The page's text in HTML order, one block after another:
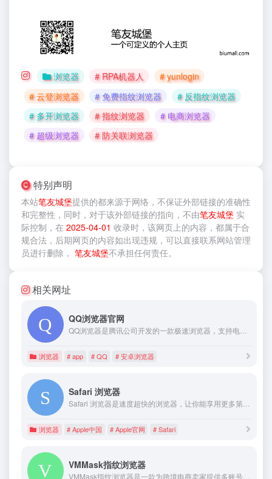
浏览器 # RPA机器人
# yunlogin
# 云登浏览器
# 免费指纹浏览器
# 反指纹浏览器
# 多开浏览器
# 指纹浏览器
# 电商浏览器
# 超级浏览器
# 防关联浏览器
特别声明
本站笔友城堡提供的都来源于网络，不保证外部链接的准确性
和完整性，同时，对于该外部链接的指向，不由笔友城堡 实
际控制，在 2025-04-01 收录时，该网页上的内容，都属于合
规合法，后期网页的内容如出现违规，可以直接联系网站管理
员进行删除， 笔友城堡不承担任何责任。
相关网址
QQ浏览器官网
QQ浏览器是腾讯公司开发的一款极速浏览器，支持电脑，安卓，苹果等多种终端；更快的浏览体验，更安全的浏览保护，全新主页,定制卡片,个性皮肤,兴趣世界，大有可玩。
浏览器 # app # QQ # 安卓浏览器
Safari 浏览器
Safari 浏览器是速度超快的浏览器，让你能享用更多第三方扩展、强大的隐私保护功能以及行业领先的电池续航。
浏览器 # Apple中国 # Apple官网 # Safari
VMMask指纹浏览器